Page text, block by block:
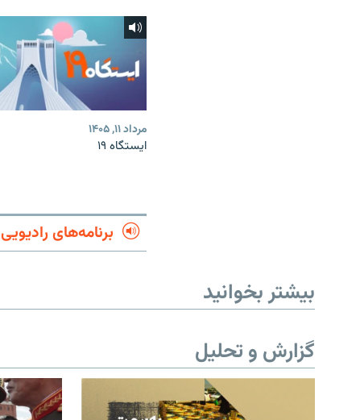
مرداد ۱۱, ۱۴۰۵
ایستگاه ۱۹
برنامه‌های رادیویی
بیشتر بخوانید
گزارش و تحلیل